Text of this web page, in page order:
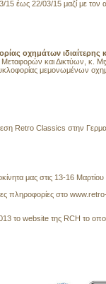
15 έως 22/03/15 μαζί με
οχημάτων ιδιαίτερης
και Δικτύων, κ.
μεμονωμένων
Retro Classics στην
μας στις 13-16
πληροφορίες στο
το website της RCH το